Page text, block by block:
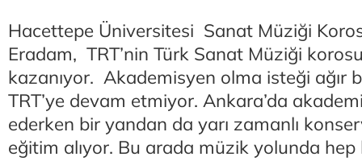
Hacettepe Üniversitesi Sanat Müziği
Eradam, TRT’nin Türk Sanat Müziği
kazanıyor. Akademisyen olma isteği ağır
TRT’ye devam etmiyor. Ankara’da
ederken bir yandan da yarı zamanlı
eğitim alıyor. Bu arada müzik yolunda